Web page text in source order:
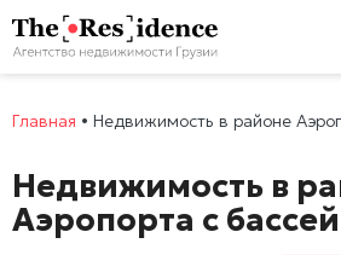
Главная • Недвижимость в районе
Недвижимость в
Аэропорта с